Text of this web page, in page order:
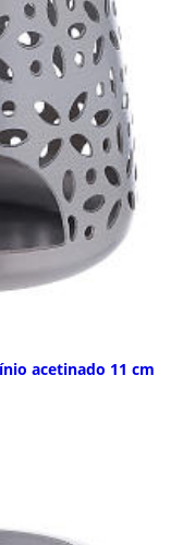
acetinado 11 cm